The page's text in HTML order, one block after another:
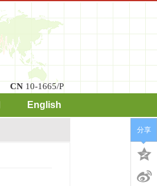
CN 10-1665/P
English
分享